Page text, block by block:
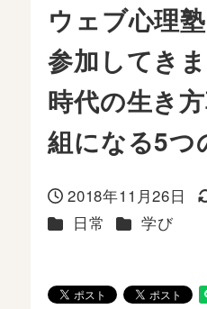
ウェブ心理
参加してき
時代の生き
組になる5つ
投稿日
2018年11月26日
カテゴリー
日常 カテゴリー
学び